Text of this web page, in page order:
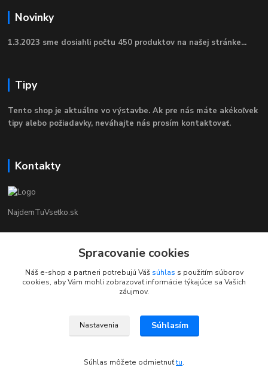
Novinky
1.3.2023 sme dosiahli počtu 450 produktov na našej stránke...
Tipy
Tento shop je aktuálne vo výstavbe. Ak pre nás máte akékoľvek
tipy alebo požiadavky, neváhajte nás prosím kontaktovať.
Kontakty
NajdemTuVsetko.sk
+421 902250190
info@najdemtuvsetko.sk
Spracovanie cookies
Náš e-shop a partneri potrebujú Váš súhlas s použitím súborov
cookies, aby Vám mohli zobrazovať informácie týkajúce sa Vašich
záujmov.
Nastavenia Súhlasím
Súhlas môžete odmietnuťtu.